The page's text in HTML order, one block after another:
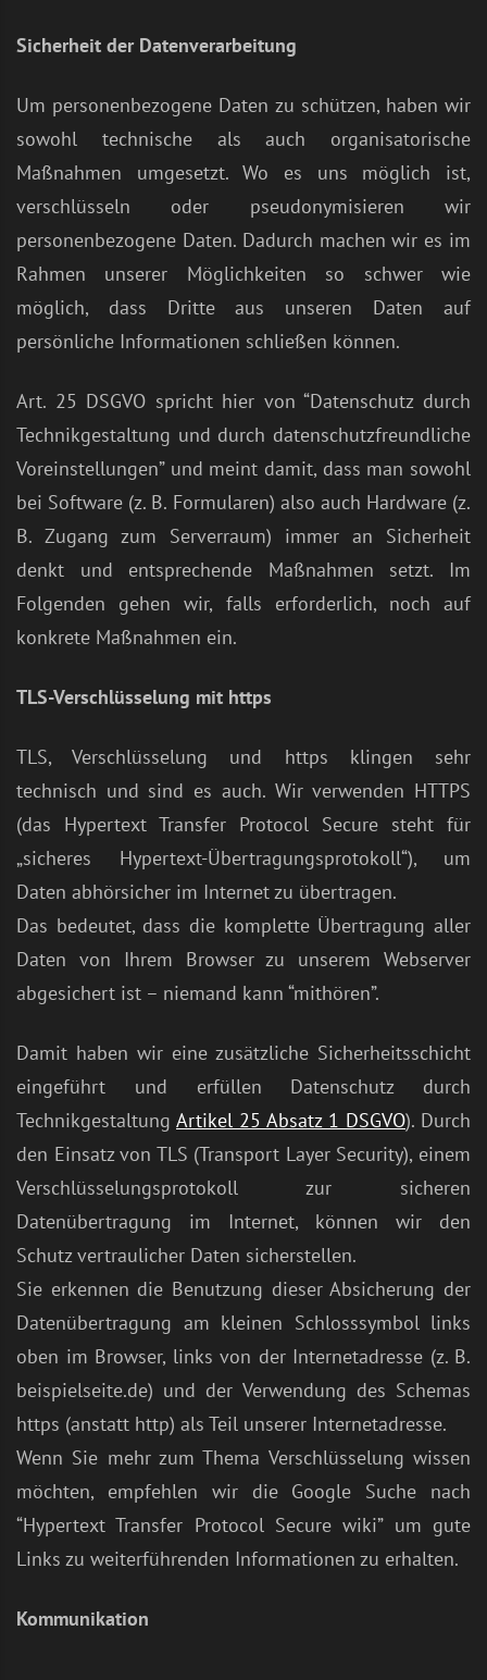
Sicherheit der Datenverarbeitung
Um personenbezogene Daten zu schützen, haben wir
sowohl technische als auch organisatorische
Maßnahmen umgesetzt. Wo es uns möglich ist,
verschlüsseln oder pseudonymisieren wir
personenbezogene Daten. Dadurch machen wir es im
Rahmen unserer Möglichkeiten so schwer wie
möglich, dass Dritte aus unseren Daten auf
persönliche Informationen schließen können.
Art. 25 DSGVO spricht hier von “Datenschutz durch
Technikgestaltung und durch datenschutzfreundliche
Voreinstellungen” und meint damit, dass man sowohl
bei Software (z. B. Formularen) also auch Hardware (z.
B. Zugang zum Serverraum) immer an Sicherheit
denkt und entsprechende Maßnahmen setzt. Im
Folgenden gehen wir, falls erforderlich, noch auf
konkrete Maßnahmen ein.
TLS-Verschlüsselung mit https
TLS, Verschlüsselung und https klingen sehr
technisch und sind es auch. Wir verwenden HTTPS
(das Hypertext Transfer Protocol Secure steht für
„sicheres Hypertext-Übertragungsprotokoll“), um
Daten abhörsicher im Internet zu übertragen.
Das bedeutet, dass die komplette Übertragung aller
Daten von Ihrem Browser zu unserem Webserver
abgesichert ist – niemand kann “mithören”.
Damit haben wir eine zusätzliche Sicherheitsschicht
eingeführt und erfüllen Datenschutz durch
Technikgestaltung Artikel 25 Absatz 1 DSGVO). Durch
den Einsatz von TLS (Transport Layer Security), einem
Verschlüsselungsprotokoll zur sicheren
Datenübertragung im Internet, können wir den
Schutz vertraulicher Daten sicherstellen.
Sie erkennen die Benutzung dieser Absicherung der
Datenübertragung am kleinen Schlosssymbol links
oben im Browser, links von der Internetadresse (z. B.
beispielseite.de) und der Verwendung des Schemas
https (anstatt http) als Teil unserer Internetadresse.
Wenn Sie mehr zum Thema Verschlüsselung wissen
möchten, empfehlen wir die Google Suche nach
“Hypertext Transfer Protocol Secure wiki” um gute
Links zu weiterführenden Informationen zu erhalten.
Kommunikation